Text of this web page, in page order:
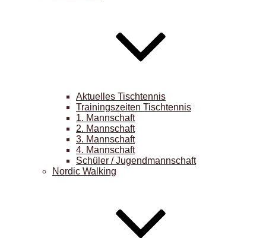
Aktuelles Tischtennis
Trainingszeiten Tischtennis
1. Mannschaft
2. Mannschaft
3. Mannschaft
4. Mannschaft
Schüler / Jugendmannschaft
Nordic Walking